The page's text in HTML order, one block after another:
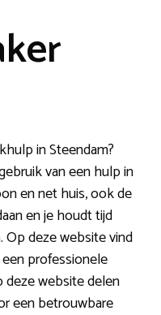
in Steendam?
van een hulp in
en net huis, ook de
en je houdt tijd
Op deze website vind
professionele
deze website delen
een betrouwbare